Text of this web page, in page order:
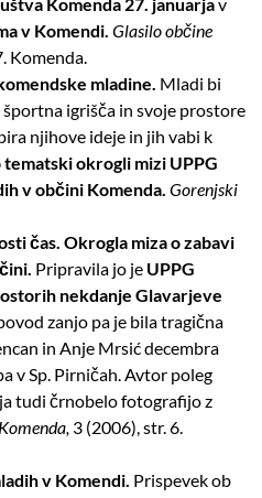
v Komendi.Glasilo občine
Komenda.
mladine. Mladi bi
igrišča in svoje prostore
njihove ideje in jih vabi k
okrogli mizi UPPG
v občini Komenda.Gorenjski
čas. Okrogla miza o zabavi
Pripravila jo je UPPG
nekdanje Glavarjeve
zanjo pa je bila tragična
in Anje Mrsić decembra
v Sp. Pirničah.Avtor poleg
tudi črnobelo fotografijo z
3 (2006), str. 6.
v Komendi. Prispevek ob